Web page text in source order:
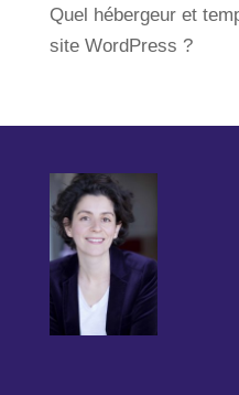
Quel hébergeur et
site WordPress ?